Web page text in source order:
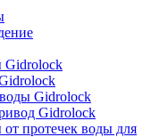
Gidrolock
Gidrolock
Gidrolock
протечек воды для